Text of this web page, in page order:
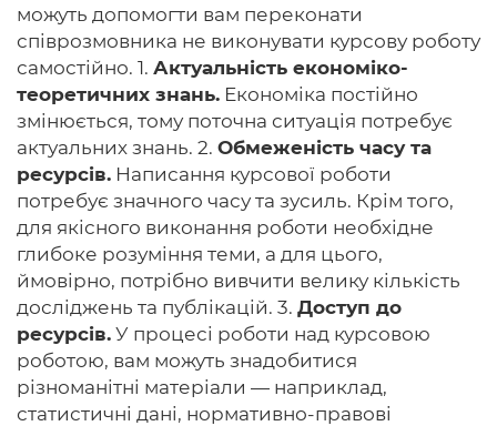
можуть допомогти вам переконати
співрозмовника не виконувати курсову роботу
самостійно. 1. Актуальність економіко-
теоретичних знань. Економіка постійно
змінюється, тому поточна ситуація потребує
актуальних знань. 2. Обмеженість часу та
ресурсів. Написання курсової роботи
потребує значного часу та зусиль. Крім того,
для якісного виконання роботи необхідне
глибоке розуміння теми, а для цього,
ймовірно, потрібно вивчити велику кількість
досліджень та публікацій. 3. Доступ до
ресурсів. У процесі роботи над курсовою
роботою, вам можуть знадобитися
різноманітні матеріали — наприклад,
статистичні дані, нормативно-правові